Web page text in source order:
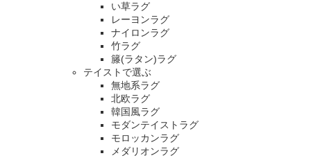
い草ラグ
レーヨンラグ
ナイロンラグ
竹ラグ
籐(ラタン)ラグ
テイストで選ぶ
無地系ラグ
北欧ラグ
韓国風ラグ
モダンテイストラグ
モロッカンラグ
メダリオンラグ